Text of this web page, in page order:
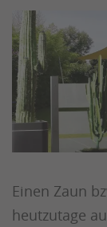
Einen Zaun
heutzutage